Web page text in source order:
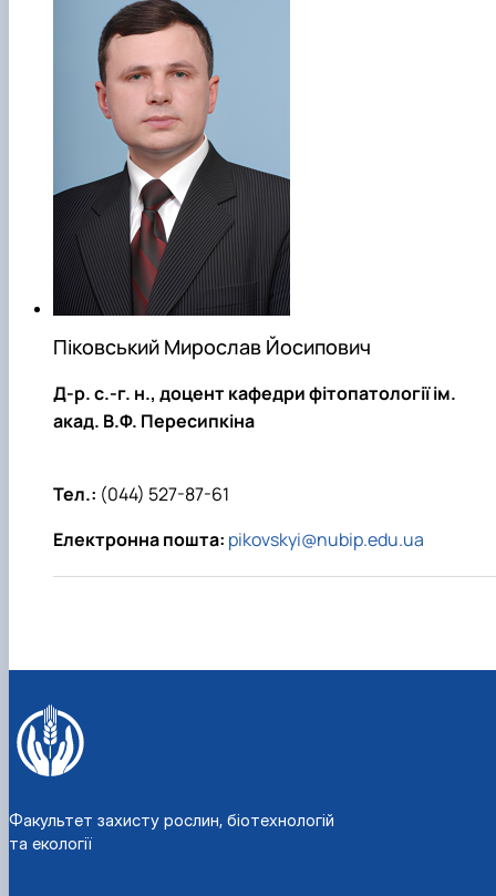
Піковський Мирослав Йосипович
Д-р. с.-г. н., доцент кафедри фітопатології ім.
акад. В.Ф. Пересипкіна
Тел.: (044) 527-87-61
Електронна пошта: pikovskyi@nubip.edu.ua
Факультет захисту рослин, біотехнологій
та екології